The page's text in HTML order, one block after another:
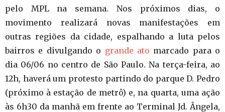
pelo MPL na semana. Nos próximos dias, o
movimento realizará novas manifestações em
outras regiões da cidade, espalhando a luta pelos
bairros e divulgando o grande ato marcado para o
dia 06/06 no centro de São Paulo. Na terça-feira, ao
12h, haverá um protesto partindo do parque D. Pedro
(próximo à estação de metrô) e, na quarta, uma ação
às 6h30 da manhã em frente ao Terminal Jd. Ângela,